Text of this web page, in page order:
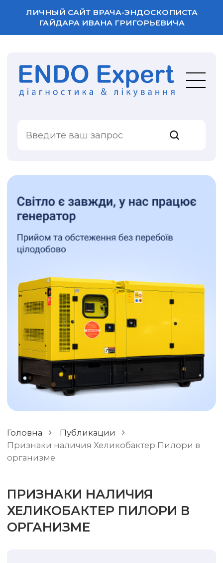
ЛИЧНЫЙ САЙТ ВРАЧА-ЭНДОСКОПИСТА
ГАЙДАРА ИВАНА ГРИГОРЬЕВИЧА
УСЛУГИ
РАЗНОЕ
Головна
Публикации
Признаки наличия Хеликобактер Пилори в
организме
ПРИЗНАКИ НАЛИЧИЯ
ХЕЛИКОБАКТЕР ПИЛОРИ В
ОРГАНИЗМЕ
ОСТАВИТЬ ОТЗЫВ